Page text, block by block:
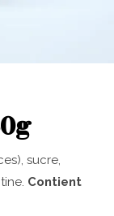
sucre,
Contient